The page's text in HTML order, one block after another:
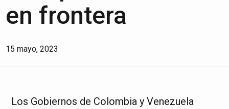
en frontera
15 mayo, 2023
Los Gobiernos de Colombia y Venezuela